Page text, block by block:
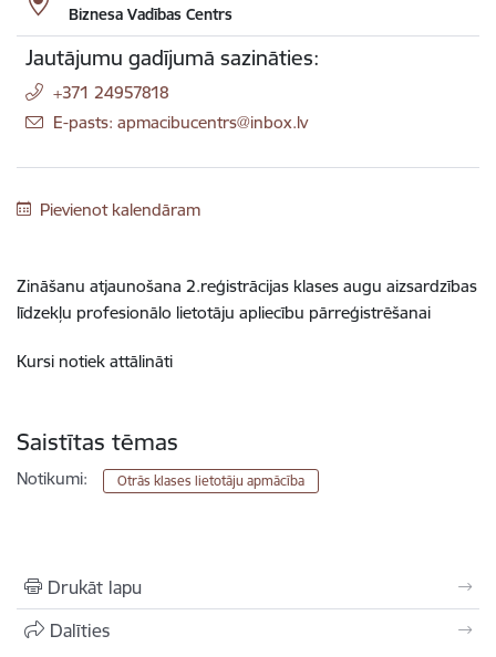
Biznesa Vadības Centrs
Jautājumu gadījumā sazināties:
+371 24957818
E-pasts: apmacibucentrs@inbox.lv
Pievienot kalendāram
Zināšanu atjaunošana 2.reģistrācijas klases augu aizsardzības
līdzekļu profesionālo lietotāju apliecību pārreģistrēšanai
Kursi notiek attālināti
Saistītas tēmas
Notikumi: Otrās klases lietotāju apmācība
Drukāt lapu
Dalīties